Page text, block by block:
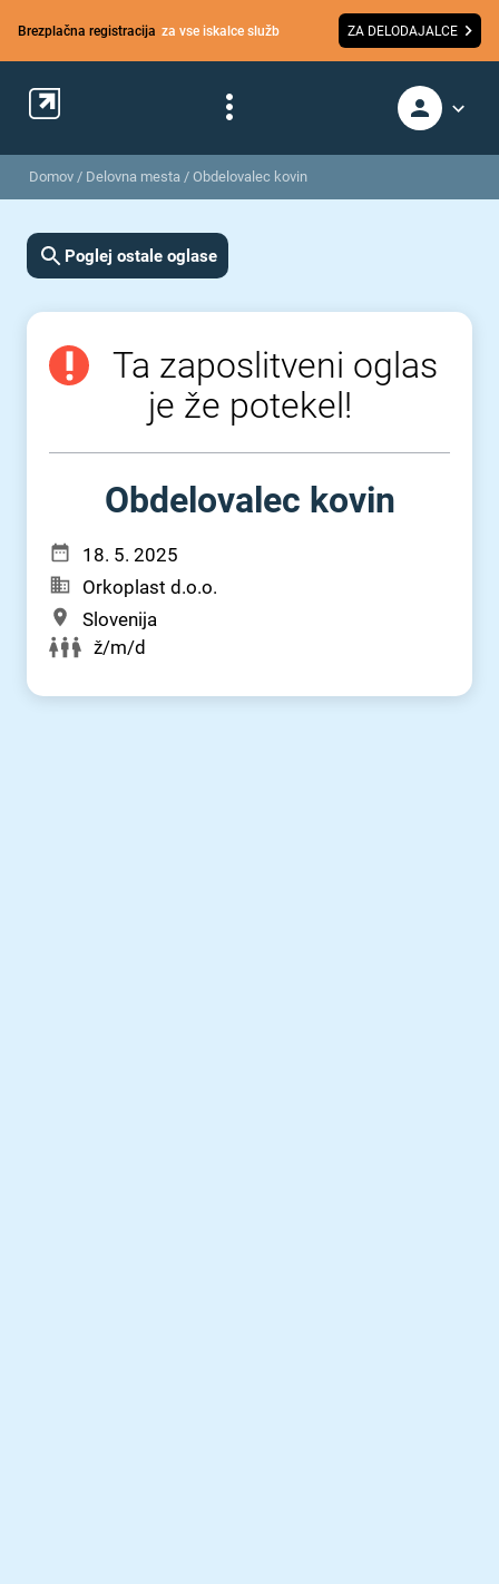
Brezplačna registracija za vse iskalce služb ZA DELODAJALCE
Domov / Delovna mesta / Obdelovalec kovin
Poglej ostale oglase
Ta zaposlitveni oglas
je že potekel!
Obdelovalec kovin
18. 5. 2025
Orkoplast d.o.o.
Slovenija
ž/m/d